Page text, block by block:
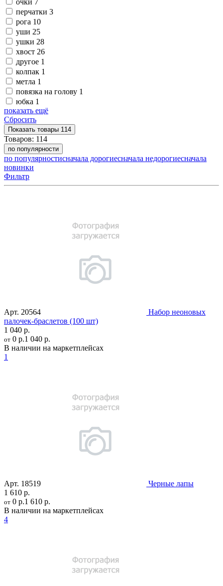
перчатки 3
рога 10
уши 25
ушки 28
хвост 26
другое 1
колпак 1
метла 1
повязка на голову 1
юбка 1
показать ещё
Сбросить
Показать товары 114
Товаров: 114
по популярности
по популярностисначала дорогиесначала недорогиесначала
новинки
Фильтр
Арт. 20564
Набор неоновых
палочек-браслетов (100 шт)
1 040 р.
от 0 р.1 040 р.
В наличии на маркетплейсах
1
Арт. 18519
Черные лапы
1 610 р.
от 0 р.1 610 р.
В наличии на маркетплейсах
4